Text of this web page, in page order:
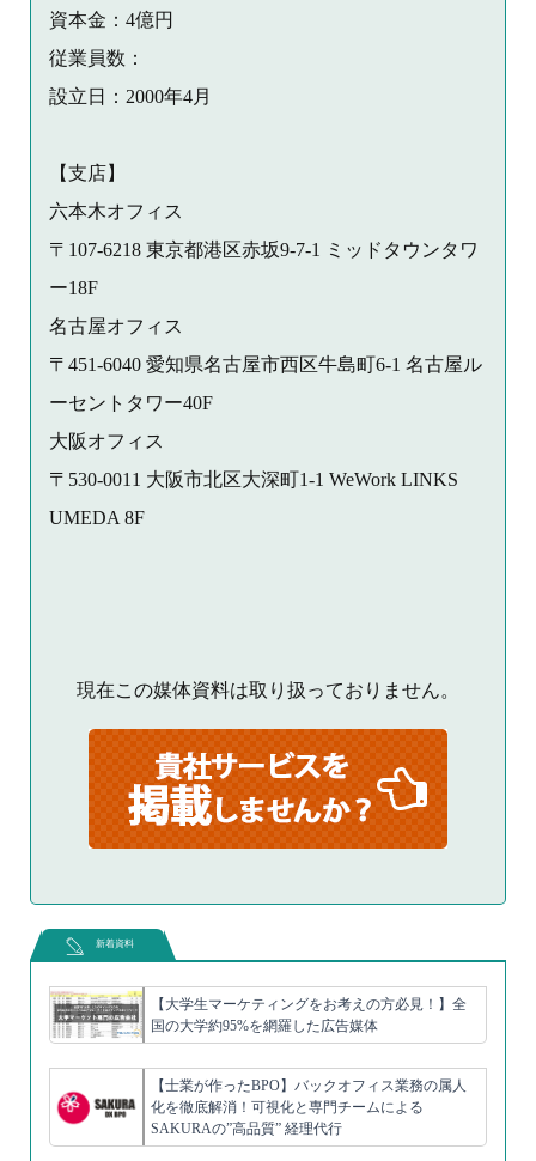
資本金：4億円
従業員数：
設立日：2000年4月
【支店】
六本木オフィス
〒107-6218 東京都港区赤坂9-7-1 ミッドタウンタワ
ー18F
名古屋オフィス
〒451-6040 愛知県名古屋市西区牛島町6-1 名古屋ル
ーセントタワー40F
大阪オフィス
〒530-0011 大阪市北区大深町1-1 WeWork LINKS
UMEDA 8F
現在この媒体資料は取り扱っておりません。
新着資料
【大学生マーケティングをお考えの方必見！】全
国の大学約95%を網羅した広告媒体
【士業が作ったBPO】バックオフィス業務の属人
化を徹底解消！可視化と専門チームによる
SAKURAの”高品質” 経理代行